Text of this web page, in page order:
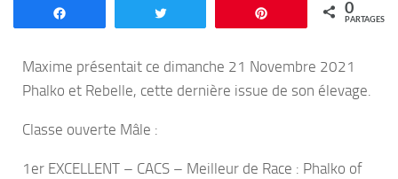
Enregistrer 0
PARTAGES
Maxime présentait ce dimanche 21 Novembre 2021
Phalko et Rebelle, cette dernière issue de son élevage.
Classe ouverte Mâle :
1er EXCELLENT – CACS – Meilleur de Race : Phalko of